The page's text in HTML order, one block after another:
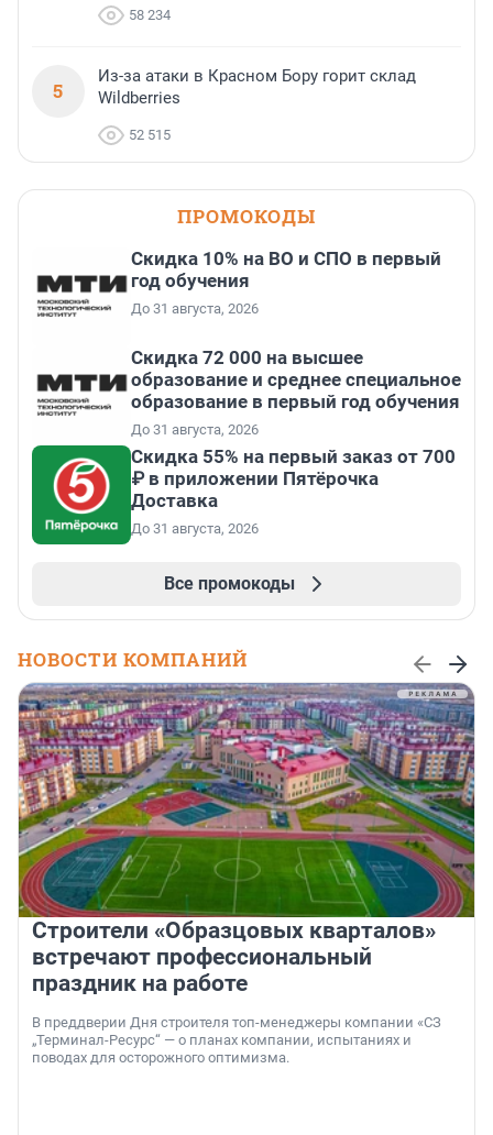
58 234
5
Из-за атаки в Красном Бору горит склад
Wildberries
52 515
ПРОМОКОДЫ
Скидка 10% на ВО и СПО в первый
год обучения
До 31 августа, 2026
Скидка 72 000 на высшее
образование и среднее специальное
образование в первый год обучения
До 31 августа, 2026
Скидка 55% на первый заказ от 700
₽ в приложении Пятёрочка
Доставка
До 31 августа, 2026
Все промокоды
НОВОСТИ КОМПАНИЙ
Строители «Образцовых кварталов»
встречают профессиональный
праздник на работе
В преддверии Дня строителя топ-менеджеры компании «СЗ
„Терминал-Ресурс“ — о планах компании, испытаниях и
поводах для осторожного оптимизма.